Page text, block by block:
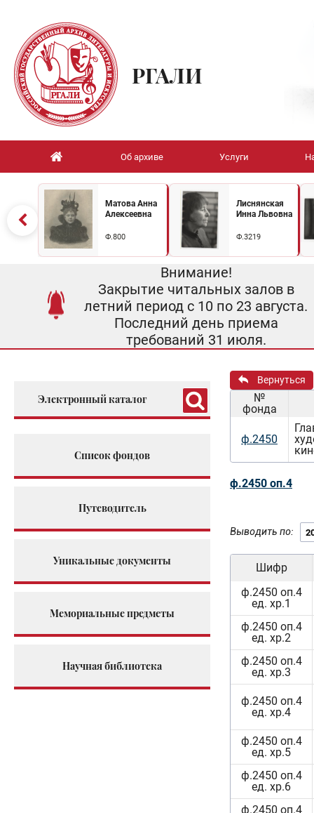
РГАЛИ
Об архиве Услуги
Матова Анна
Алексеевна
Ф.800
Лиснянская
Инна Львовна
Ф.3219
Внимание!
Закрытие читальных залов в
летний период с 10 по 23 августа.
Последний день приема
требований 31 июля.
Электронный каталог
Список фондов
Путеводитель
Уникальные документы
Мемориальные предметы
Научная библиотека
Вернуться
№
фонда
ф.2450
ф.2450 оп.4
Выводить по:
Шифр
ф.2450 оп.4
ед. хр.1
ф.2450 оп.4
ед. хр.2
ф.2450 оп.4
ед. хр.3
ф.2450 оп.4
ед. хр.4
ф.2450 оп.4
ед. хр.5
ф.2450 оп.4
ед. хр.6
ф.2450 оп.4